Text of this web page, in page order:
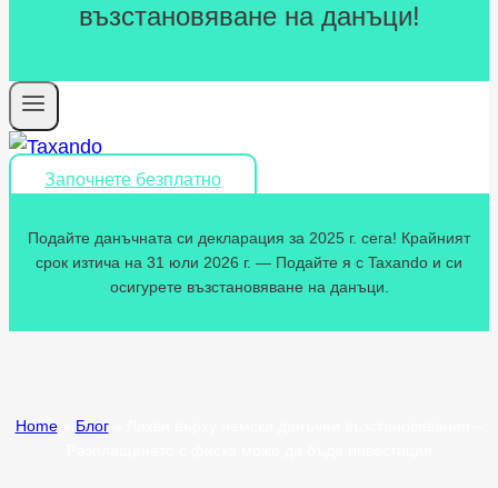
възстановяване на данъци!
Започнете безплатно
Подайте данъчната си декларация за 2025 г. сега! Крайният
срок изтича на 31 юли 2026 г. — Подайте я с Taxando и си
осигурете възстановяване на данъци.
Home» Блог»